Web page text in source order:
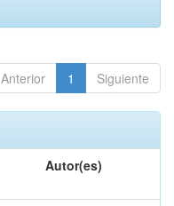
Anterior 1 Siguiente
Autor(es)